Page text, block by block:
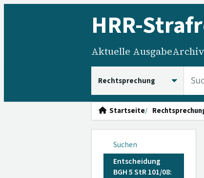
HRR-
Aktuelle AusgabeArchiv
Startseite
Suchen
Entscheidung
BGH 5 StR 101/08: